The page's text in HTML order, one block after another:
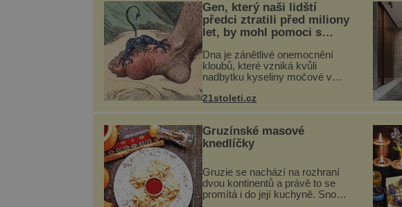
Gen, který naši lidští
předci ztratili před miliony
let, by mohl pomoci s
Dna je zánětlivé onemocnění
kloubů, které vzniká kvůli
nadbytku kyseliny močové v
ukládá v blízkosti kloubů,
nejčastěji přitom postihuje palce
21stoleti.cz
Gruzínské masové
knedlíčky
Gruzie se nachází na rozhraní
dvou kontinentů a právě to se
promítá i do její kuchyně. Snoubí